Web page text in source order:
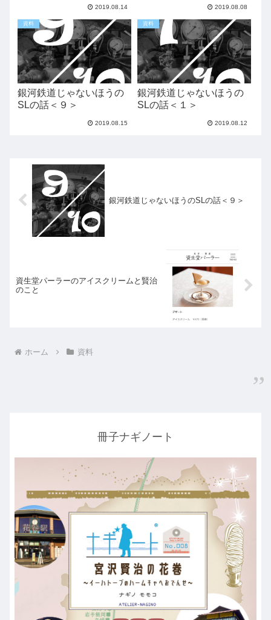
2019.08.14 2019.08.08
資料
銀河鉄道じゃないほうの
SLの話＜９＞
2019.08.15
資料
銀河鉄道じゃないほうの
SLの話＜１＞
2019.08.12
銀河鉄道じゃないほうのSLの話＜９＞
資生堂パーラーのアイスクリームと賢治
のこと
ホーム 資料
冊子ナギノート